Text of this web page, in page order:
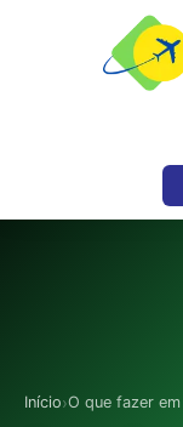
Início›O que fazer em